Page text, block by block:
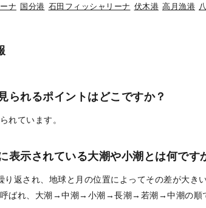
ナ 国分港 石田フィッシャリーナ 伏木港 高月漁港
られるポイントはどこですか？
れています。
表示されている大潮や小潮とは何です
り返され、地球と月の位置によってその差が大き
ばれ、大潮→中潮→小潮→長潮→若潮→中潮の順